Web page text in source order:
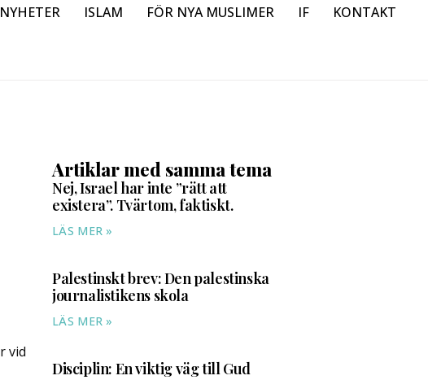
NYHETER ISLAM FÖR NYA MUSLIMER IF KONTAKT
vid
Artiklar med samma tema
Nej, Israel har inte ”rätt att
existera”. Tvärtom, faktiskt.
LÄS MER »
Palestinskt brev: Den palestinska
journalistikens skola
LÄS MER »
Disciplin: En viktig väg till Gud